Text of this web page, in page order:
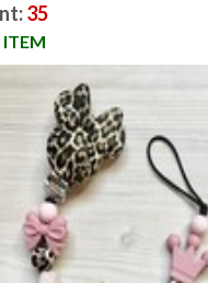
35
ITEM